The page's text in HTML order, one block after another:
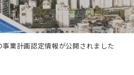
業計画認定情報が公開されました